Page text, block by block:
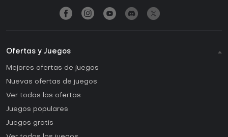
Ofertas y Juegos
Mejores ofertas de juegos
Nuevas ofertas de juegos
Ver todas las ofertas
Juegos populares
Juegos gratis